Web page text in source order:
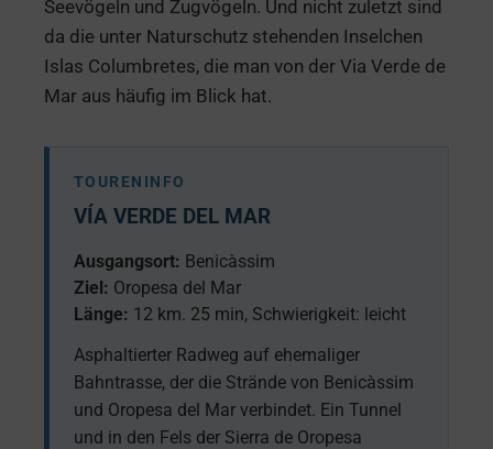
Seevögeln und Zugvögeln. Und nicht zuletzt sind
da die unter Naturschutz stehenden Inselchen
Islas Columbretes, die man von der Via Verde de
Mar aus häufig im Blick hat.
TOURENINFO
VÍA VERDE DEL MAR
Ausgangsort: Benicàssim
Ziel: Oropesa del Mar
Länge: 12 km. 25 min, Schwierigkeit: leicht
Asphaltierter Radweg auf ehemaliger
Bahntrasse, der die Strände von Benicàssim
und Oropesa del Mar verbindet. Ein Tunnel
und in den Fels der Sierra de Oropesa